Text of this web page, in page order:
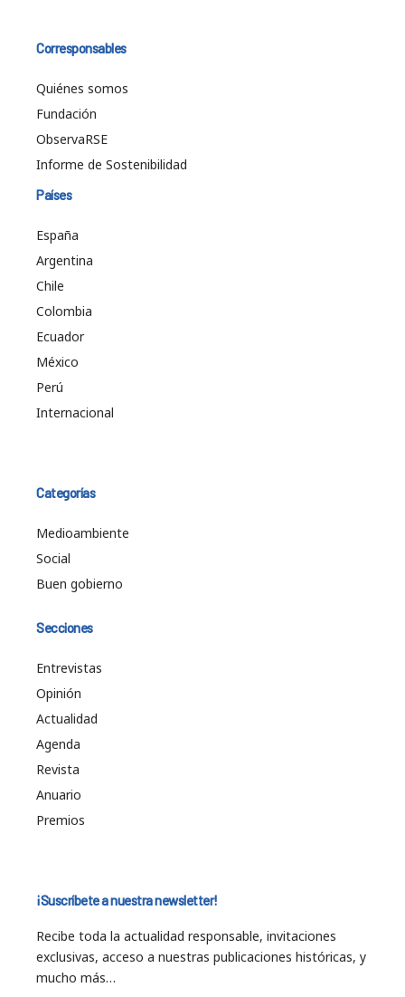
Corresponsables
Quiénes somos
Fundación
ObservaRSE
Informe de Sostenibilidad
Países
España
Argentina
Chile
Colombia
Ecuador
México
Perú
Internacional
Categorías
Medioambiente
Social
Buen gobierno
Secciones
Entrevistas
Opinión
Actualidad
Agenda
Revista
Anuario
Premios
¡Suscríbete a nuestra newsletter!
Recibe toda la actualidad responsable, invitaciones
exclusivas, acceso a nuestras publicaciones históricas, y
mucho más…